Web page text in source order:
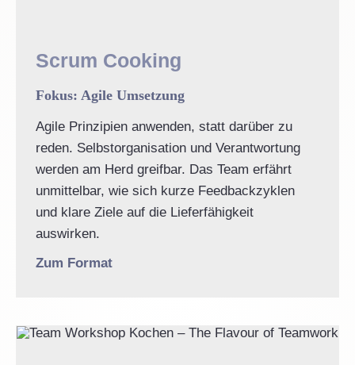
Scrum Cooking
Fokus: Agile Umsetzung
Agile Prinzipien anwenden, statt darüber zu
reden. Selbstorganisation und Verantwortung
werden am Herd greifbar. Das Team erfährt
unmittelbar, wie sich kurze Feedbackzyklen
und klare Ziele auf die Lieferfähigkeit
auswirken.
Zum Format